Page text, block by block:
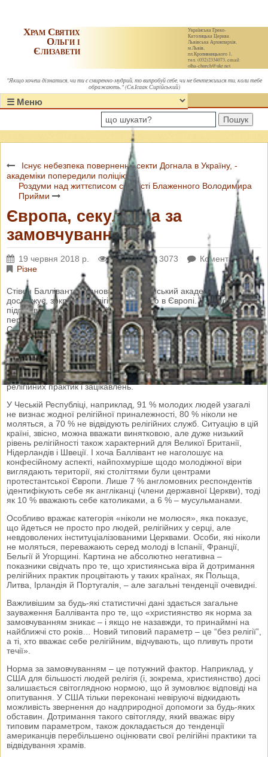
Українська Греко-
Католицька Церква.
Львівська Архиєпархія,
м.Львів,
пл.Кропивницького 1,
тел. (032)2334073, email:
olha-church@ukr.net
Храм Святих
Ольги і
Єлизавети
"Якщо хочеш дізнатися, чи ти є смиренно-мудрий, то випробуй себе, чи не бентежишся ти, коли тебе
ображають." (Св.Ісаак Сирійський)
Пошук
Існує небезпека повернення секти Догнала в Україну, -
академіки попередили поліцію
Роздуми над життєписом святості Блаженного Володимира
Прийми
Європа, секулярна за
замовчуванням
19 червня 2018 р. Переглядів: 3073
Коментарі: 0
Різне
Стівен Баллівант – шанований британський академік, який
досліджує, зокрема, релігійну ситуацію в Європі. Нещодавно він
підготував доволі гнітючий матеріал про сучасний стан і
перспективи християнства на європейському континенті.
Спираючись на дані Всеєвропейського соціологічного
опитування, Баллівант опублікував короткий звіт «Релігійність
молоді в Європі», покликаний стати в пригоді католицьким
єпископам, які в жовтні цього року зберуться на Синод про
молодь у Римі. Звіт стосується релігійного світогляду молодих
людей віком від 16 до 29 років і вказує на вкрай низькі рівні
релігійних практик і зацікавлень.
У Чеській Республіці, наприклад, 91 % молодих людей узагалі
не визнає жодної релігійної приналежності, 80 % ніколи не
моляться, а 70 % не відвідують релігійних служб. Ситуацію в цій
країні, звісно, можна вважати винятковою, але дуже низький
рівень релігійності також характерний для Великої Британії,
Нідерландів і Швеції. І хоча Баллівант не наголошує на
конфесійному аспекті, найпохмуріше щодо молодіжної віри
виглядають території, які століттями були центрами
протестантської Європи. Лише 7 % англомовних респондентів
ідентифікують себе як англіканці (члени державної Церкви), тоді
як 10 % вважають себе католиками, а 6 % – мусульманами.
Особливо вражає категорія «ніколи не молюся», яка показує,
що йдеться не просто про людей, релігійних у серці, але
невдоволених інституціалізованими Церквами. Особи, які ніколи
не моляться, переважають серед молоді в Іспанії, Франції,
Бельгії й Угорщині. Картина не абсолютно негативна –
показники свідчать про те, що християнська віра й дотримання
релігійних практик процвітають у таких країнах, як Польща,
Литва, Ірландія й Португалія, – але загальні тенденції очевидні.
Важливішим за будь-які статистичні дані здається загальне
зауваження Балліванта про те, що «християнство як норма за
замовчуванням зникає – і якщо не назавжди, то принаймні на
найближчі сто років… Новий типовий параметр – це “без релігії”,
а ті, хто вважає себе релігійним, відчувають, що пливуть проти
течії».
Норма за замовчуванням – це потужний фактор. Наприклад, у
США для більшості людей релігія (і, зокрема, християнство) досі
залишається світоглядною нормою, що й зумовлює відповіді на
опитування. У США тільки переконані невіруючі відкидають
можливість звернення до надприродної допомоги за будь-яких
обставин. Дотримання такого світогляду, який вважає віру
типовим параметром, також докладається до тенденції
американців перебільшено оцінювати свої релігійні практики та
відвідування храмів.